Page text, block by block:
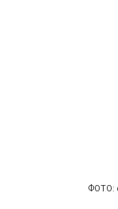
ФОТО: